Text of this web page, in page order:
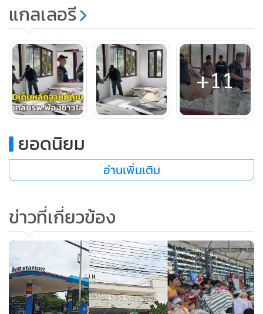
ในช่วงบ่ายเดียววันนี้ เวลา 16.00 น. นายอำเภอพนมดงรัก ผู้
กำกับการ สภ.ดงรัก เจ้าหน้าที่ทหาร ได้นำชุดเก็บกู้วัตถุระเบิด
หรือ EOD จากหน่วยเก็บกู้วัตถุระเบิด ตำรวจภูธรจังหวัดสุรินทร์
อำเภอพนมดงรัก ซึ่งได้รับความเสียหายจากลูกกระสุนปืนใหญ่
ของกัมพูชาตกลงมาจำนวน 3 ลูก สร้างความเสียหายแก่อาคาร
พังเสียหาย ส่งผลกระทบเป็นอย่างมาก จนต้องเคลื่อนย้ายผู้ป่วย
และเจ้าหน้าที่ แพทย์ พยาบาล ออกจากพื้นที่เร่งด่วนเพื่อความ
ปลอดภัย ถือเป็นหนึ่งในจุดที่แสดงให้เห็นชัดเจนของฝ่ายทหาร
กัมพูชาที่ยิงกระสุนปืนมุ่งหวังเข้าทำร้ายประชาชนพลเรือนผู้
บริสุทธิ์ รวมทั้งโรงพยาบาล ซึ่งไม่เคยมีประเทศไหนในโลกนี้ทำ
แกลเลอรี
+11
ยอดนิยม
อ่านเพิ่มเติม
ข่าวที่เกี่ยวข้อง